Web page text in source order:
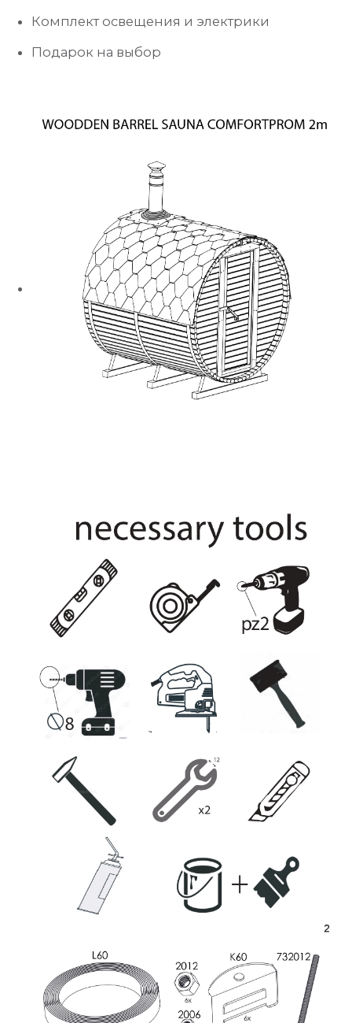
Комплект освещения и электрики
Подарок на выбор